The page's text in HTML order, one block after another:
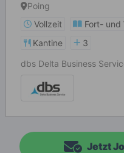
Poing
Vollzeit
Fort- und
Kantine
3
dbs Delta Business
Jetzt